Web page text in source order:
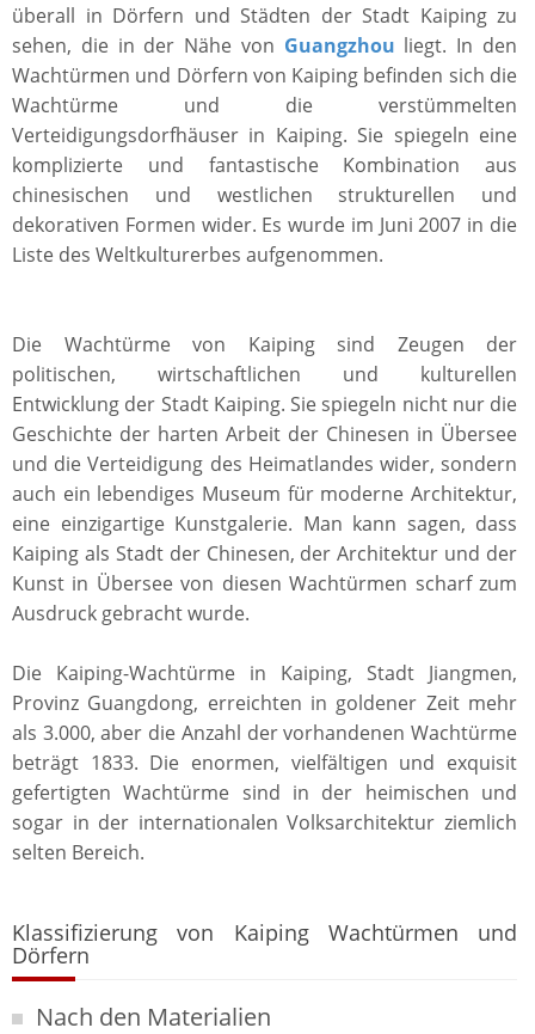
überall in Dörfern und Städten der Stadt Kaiping zu
sehen, die in der Nähe von Guangzhou liegt. In den
Wachtürmen und Dörfern von Kaiping befinden sich die
Wachtürme und die verstümmelten
Verteidigungsdorfhäuser in Kaiping. Sie spiegeln eine
komplizierte und fantastische Kombination aus
chinesischen und westlichen strukturellen und
dekorativen Formen wider. Es wurde im Juni 2007 in die
Liste des Weltkulturerbes aufgenommen.
Die Wachtürme von Kaiping sind Zeugen der
politischen, wirtschaftlichen und kulturellen
Entwicklung der Stadt Kaiping. Sie spiegeln nicht nur die
Geschichte der harten Arbeit der Chinesen in Übersee
und die Verteidigung des Heimatlandes wider, sondern
auch ein lebendiges Museum für moderne Architektur,
eine einzigartige Kunstgalerie. Man kann sagen, dass
Kaiping als Stadt der Chinesen, der Architektur und der
Kunst in Übersee von diesen Wachtürmen scharf zum
Ausdruck gebracht wurde.
Die Kaiping-Wachtürme in Kaiping, Stadt Jiangmen,
Provinz Guangdong, erreichten in goldener Zeit mehr
als 3.000, aber die Anzahl der vorhandenen Wachtürme
beträgt 1833. Die enormen, vielfältigen und exquisit
gefertigten Wachtürme sind in der heimischen und
sogar in der internationalen Volksarchitektur ziemlich
selten Bereich.
Klassifizierung von Kaiping Wachtürmen und
Dörfern
Nach den Materialien